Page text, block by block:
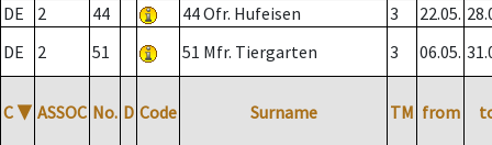
DE
2 44 44 Ofr. Hufeisen 3 22.05.
DE
2 51 51 Mfr. Tiergarten 3 06.05.
C ▼ ASSOC No. D Code Surname TM from